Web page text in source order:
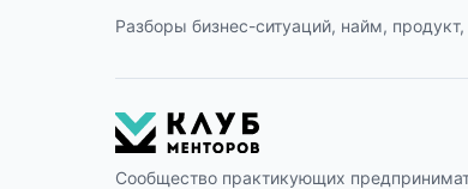
Разборы бизнес-ситуаций, найм,
Сообщество практикующих